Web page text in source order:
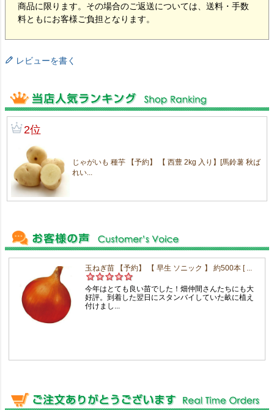
商品に限ります。その場合のご返送については、送料・手数
料ともにお客様ご負担となります。
レビューを書く